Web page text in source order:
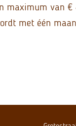
maximum van €
met één